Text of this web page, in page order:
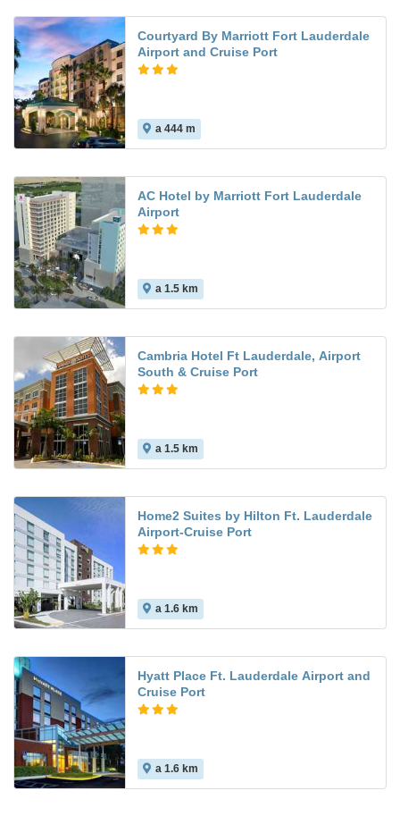
Courtyard By Marriott Fort Lauderdale
Airport and Cruise Port
a 444 m
AC Hotel by Marriott Fort Lauderdale
Airport
a 1.5 km
Cambria Hotel Ft Lauderdale, Airport
South & Cruise Port
a 1.5 km
Home2 Suites by Hilton Ft. Lauderdale
Airport-Cruise Port
a 1.6 km
Hyatt Place Ft. Lauderdale Airport and
Cruise Port
a 1.6 km